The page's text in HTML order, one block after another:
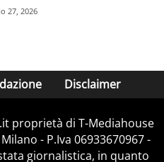
27, 2026
Disclaimer
proprietà di T-Mediahouse
- P.Iva 06933670967 -
giornalistica, in quanto